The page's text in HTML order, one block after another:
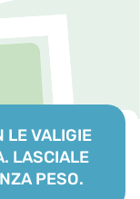
LE VALIGIE
LASCIALE
PESO.